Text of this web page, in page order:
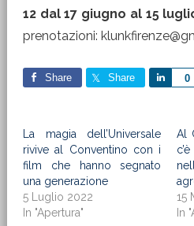
12 dal 17 giugno al 15
prenotazioni:
Share Share 0
Share
La magia dell’Universale
rivive al Conventino con i
film che hanno segnato
una generazione
5 Luglio 2022
In "Apertura"
Al
15
In